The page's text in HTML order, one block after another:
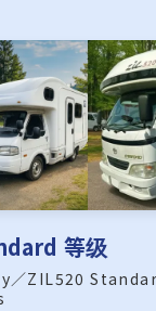
等级
／ZIL520